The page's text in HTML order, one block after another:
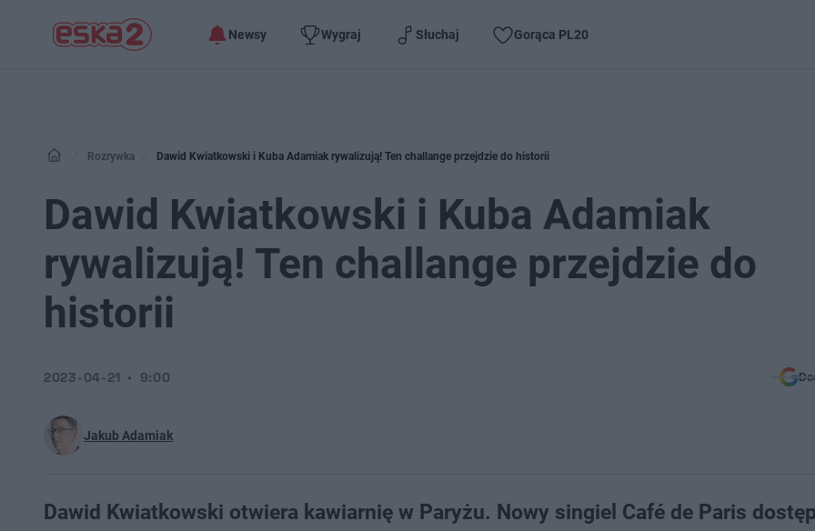
Newsy Wygraj Słuchaj Gorąca PL20
Rozrywka Dawid Kwiatkowski i Kuba Adamiak rywalizują! Ten challange przejdzie do historii
Dawid Kwiatkowski i Kuba Adamiak
rywalizują! Ten challange przejdzie do
historii
Jakub Adamiak
2023-04-21 9:00
Dawid Kwiatkowski otwiera kawiarnię w Paryżu. Nowy singiel Café de Paris